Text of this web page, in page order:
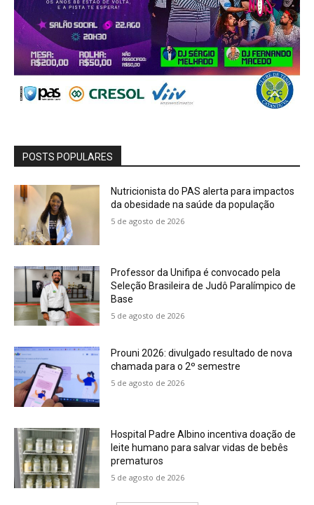
POSTS POPULARES
Nutricionista do PAS alerta para impactos
da obesidade na saúde da população
5 de agosto de 2026
Professor da Unifipa é convocado pela
Seleção Brasileira de Judô Paralímpico de
Base
5 de agosto de 2026
Prouni 2026: divulgado resultado de nova
chamada para o 2º semestre
5 de agosto de 2026
Hospital Padre Albino incentiva doação de
leite humano para salvar vidas de bebês
prematuros
5 de agosto de 2026